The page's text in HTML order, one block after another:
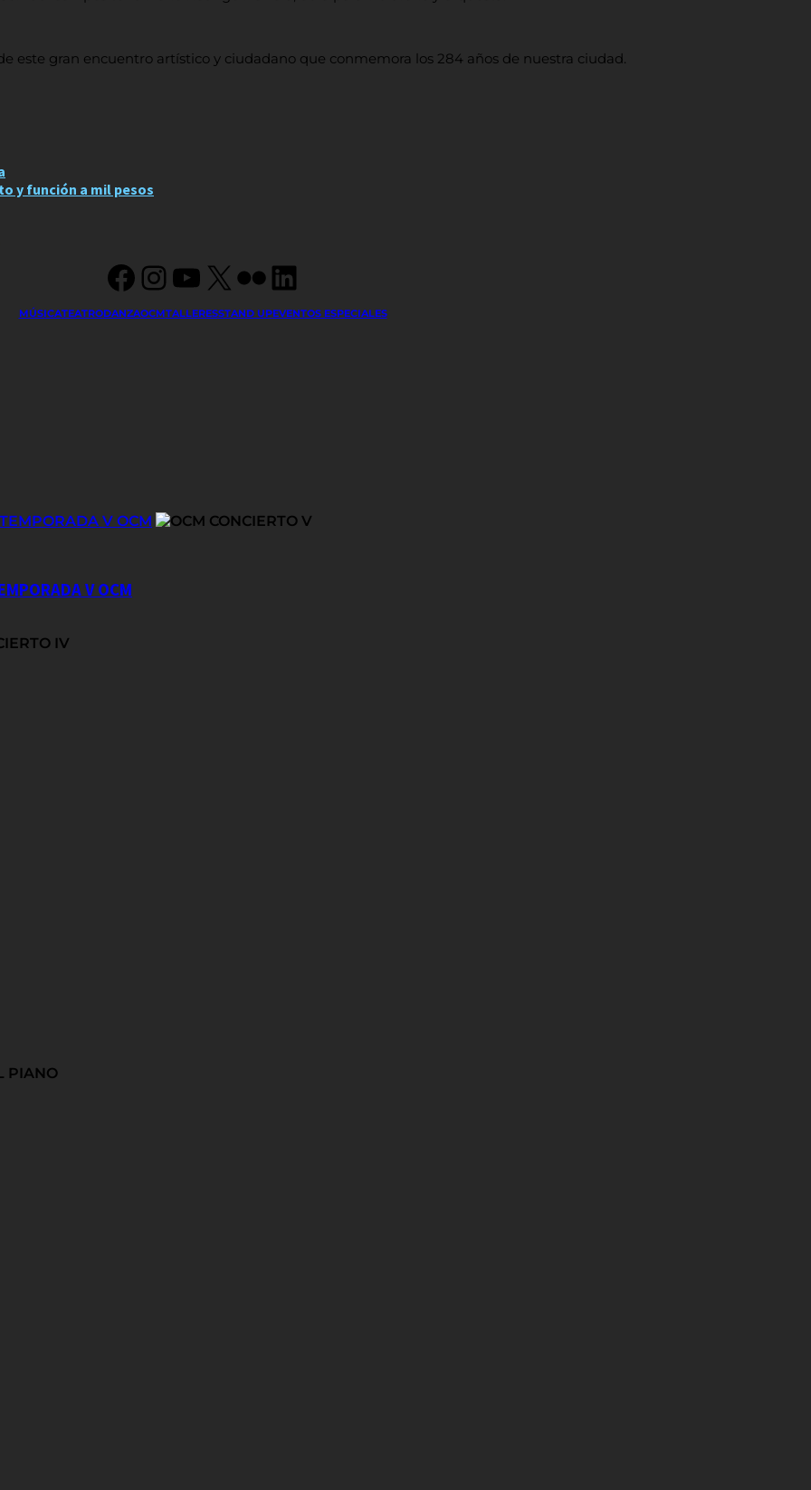
este gran encuentro artístico y ciudadano que conmemora los 284 años de nuestra ciudad.
y función a mil pesos
Facebook
Instagram
YouTube
X FlickrLinkedIn
MÚSICATEATRODANZAOCMTALLERESSTAND UPEVENTOS ESPECIALES
V OCM
V OCM